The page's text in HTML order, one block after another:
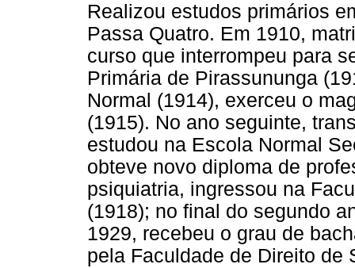
Realizou estudos primários
Passa Quatro. Em 1910,
curso que interrompeu para
Primária de Pirassununga
Normal (1914), exerceu o
(1915). No ano seguinte,
estudou na Escola Normal
obteve novo diploma de
psiquiatria, ingressou na
(1918); no final do segundo
1929, recebeu o grau de
pela Faculdade de Direito de